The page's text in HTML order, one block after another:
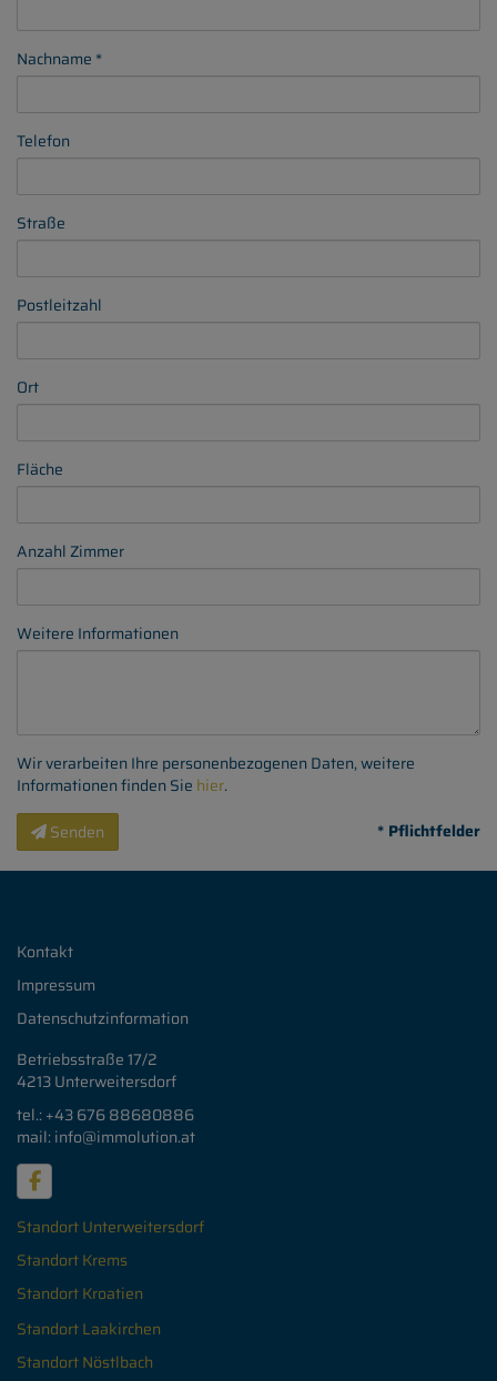
Nachname
Telefon
Straße
Postleitzahl
Ort
Fläche
Anzahl Zimmer
Weitere Informationen
Wir verarbeiten Ihre personenbezogenen Daten, weitere
Informationen finden Sie hier.
Senden
* Pflichtfelder
Kontakt
Impressum
Datenschutzinformation
Betriebsstraße 17/2
4213 Unterweitersdorf
tel.: +43 67688680886
mail: info@immolution.at
Standort Unterweitersdorf
Standort Krems
Standort Kroatien
Standort Laakirchen
Standort Nöstlbach